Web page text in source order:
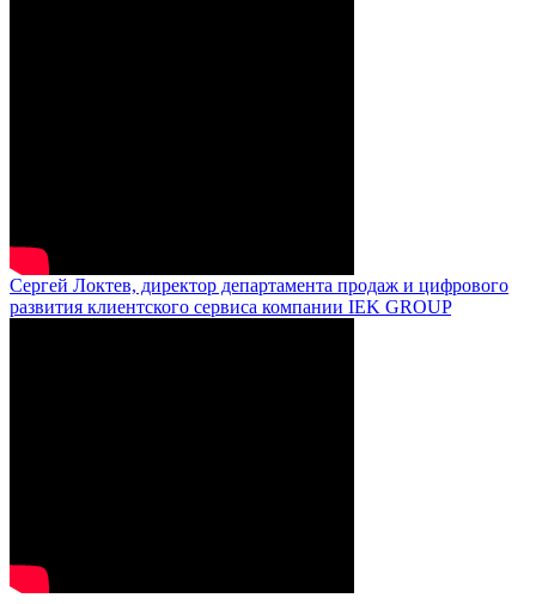
Сергей Локтев, директор департамента продаж и цифрового
развития клиентского сервиса компании IEK GROUP